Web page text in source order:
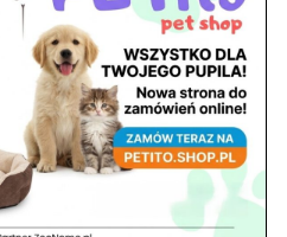
Zadbaj o komfort swojego pupila
ZooNemo
w Zoonemo – Informacja o